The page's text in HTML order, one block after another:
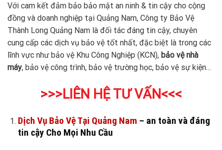
Với cam kết đảm bảo bảo mật an ninh & tin cậy cho cộng
đồng và doanh nghiệp tại Quảng Nam, Công ty Bảo Vệ
Thành Long Quảng Nam là đối tác đáng tin cậy, chuyên
cung cấp các dịch vụ bảo vệ tốt nhất, đặc biệt là trong các
lĩnh vực như bảo vệ Khu Công Nghiệp (KCN), bảo vệ nhà
máy, bảo vệ công trình, bảo vệ trường học, bảo vệ sự kiện…
>>>LIÊN HỆ TƯ VẤN<<<
Dịch Vụ Bảo Vệ Tại Quảng Nam – an toàn và đáng
tin cậy Cho Mọi Nhu Cầu